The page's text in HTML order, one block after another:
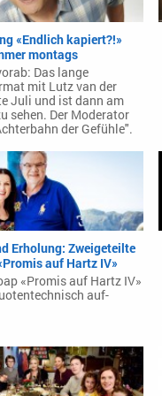
«Endlich kapiert?!»
montags
Das lange
mit Lutz van der
Juli und ist dann am
sehen. Der Moderator
der Gefühle".
Erholung: Zweigeteilte
auf Hartz IV»
«Promis auf Hartz IV»
auf-